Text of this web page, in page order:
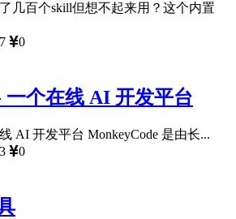
几百个skill但想不起来用？这个内置
0
一个在线 AI 开发平台
AI 开发平台 MonkeyCode 是由长...
0